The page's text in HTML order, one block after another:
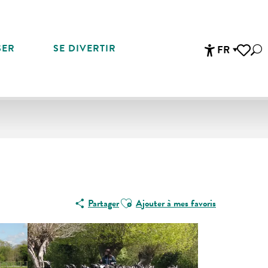
FR
SE DIVERTIR
PartagerAjouter aux favoris
Ajouter à mes favoris